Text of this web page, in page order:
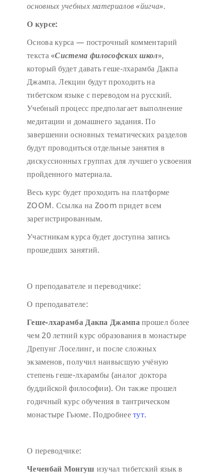
основных учебных материалов «йигча».
О курсе:
Основа курса — построчный комментарий
текста «Система философских школ»,
который будет давать геше-лхарамба Дакпа
Джампа. Лекции будут проходить на
тибетском языке с переводом на русский.
Учебный процесс предполагает выполнение
медитации и домашнего задания. По
завершении основных тематических разделов
будут проводиться отдельные занятия в
дискуссионных группах для лучшего усвоения
пройденного материала.
Весь курс будет проходить на платформе
ZOOM. Ссылка на Zoom придет всем
зарегистрированным.
Участникам курса будет доступна запись
прошедших занятий.
О преподавателе и переводчике:
О преподавателе:
Геше-лхарамба Дакпа Джампапрошел более
чем 20 летний курс образования в монастыре
Дрепунг Лоселинг, и после сложных
экзаменов, получил наивысшую учёную
степень геше-лхарамбы (аналог доктора
буддийской философии). Он также прошел
годичный курс обучения в тантрическом
монастыре Гьюме. Подробнеетут.
О переводчике:
Чеченбай Монгуш изучал тибетский язык в